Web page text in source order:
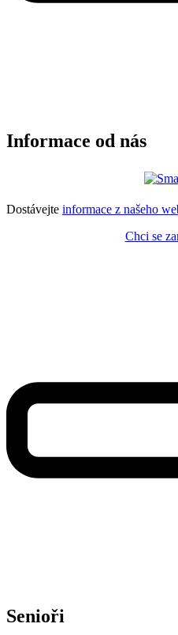
Informace od nás
Dostávejte informace z našeho
Chci se
Senioři